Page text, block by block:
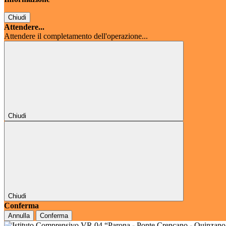
Chiudi
Attendere...
Attendere il completamento dell'operazione...
Chiudi
Chiudi
Conferma
Annulla Conferma